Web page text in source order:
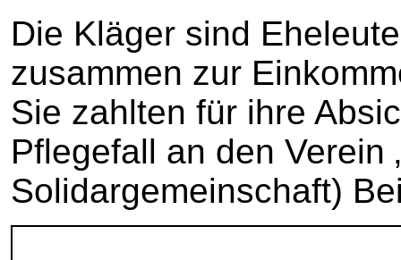
Die Kläger sind
zusammen zur
Sie zahlten für ihre
Pflegefall an den Verein
Solidargemeinschaft)